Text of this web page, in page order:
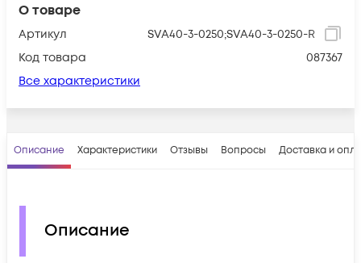
О товаре
Артикул
SVA40-3-0250;SVA40-3-0250-R
Код товара
087367
Все характеристики
Описание Характеристики Отзывы Вопросы Доставка и
Описание